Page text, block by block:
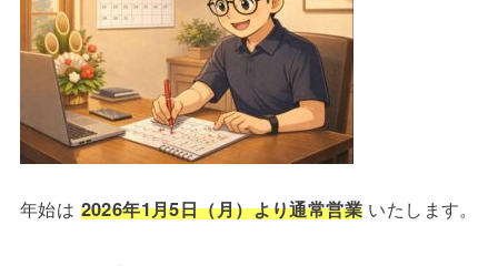
年始は 2026年1月5日（月）より通常営業いたします。